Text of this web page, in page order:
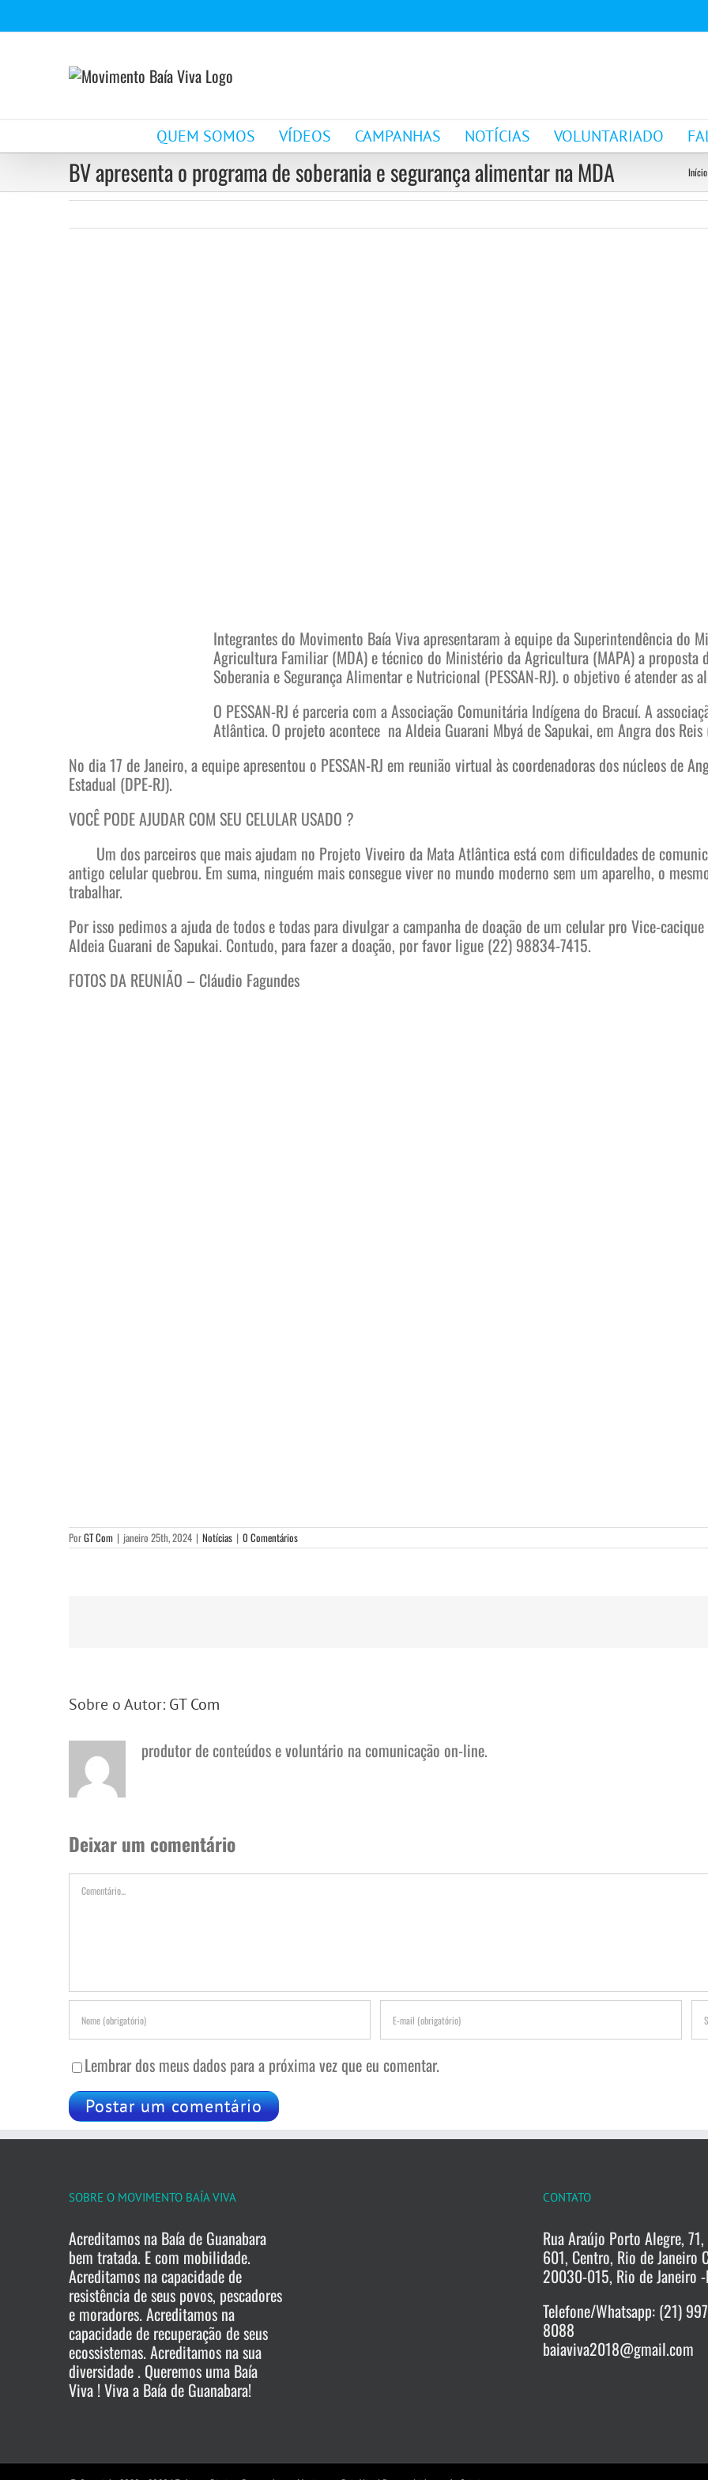
para
QUEM SOMOS VÍDEOS CAMPANHAS NOTÍCIAS VOLUNTARIADO
BV apresenta o programa de soberania e segurança alimentar na MDA Início
Integrantes do Movimento Baía Viva apresentaram à equipe da Superintendência do
Agricultura Familiar (MDA) e técnico do Ministério da Agricultura (MAPA) a proposta
Soberania e Segurança Alimentar e Nutricional (PESSAN-RJ). o objetivo é atender as
O PESSAN-RJ é parceria com a Associação Comunitária Indígena do Bracuí. A
Atlântica. O projeto acontece na Aldeia Guarani Mbyá de Sapukai, em Angra dos Reis
No dia 17 de Janeiro, a equipe apresentou o PESSAN-RJ em reunião virtual às coordenadoras dos núcleos de
Estadual (DPE-RJ).
VOCÊ PODE AJUDAR COM SEU CELULAR USADO ?
Um dos parceiros que mais ajudam no Projeto Viveiro da Mata Atlântica está com dificuldades de
antigo celular quebrou. Em suma, ninguém mais consegue viver no mundo moderno sem um aparelho, o
trabalhar.
Por isso pedimos a ajuda de todos e todas para divulgar a campanha de doação de um celular pro Vice-
Aldeia Guarani de Sapukai. Contudo, para fazer a doação, por favor ligue (22) 98834-7415.
FOTOS DA REUNIÃO – Cláudio Fagundes
PorGT Com | janeiro 25th, 2024 | Notícias | 0 Comentários
Sobre o Autor: GT Com
produtor de conteúdos e voluntário na comunicação on-line.
Deixar um comentário
Comentário
Lembrar dos meus dados para a próxima vez que eu comentar.
SOBRE O MOVIMENTO BAÍA VIVA
Acreditamos na Baía de Guanabara
bem tratada. E com mobilidade.
Acreditamos na capacidade de
resistência de seus povos, pescadores
e moradores. Acreditamos na
capacidade de recuperação de seus
ecossistemas. Acreditamos na sua
diversidade . Queremos uma Baía
Viva ! Viva a Baía de Guanabara!
CONTATO
Rua Araújo Porto Alegre,
601, Centro, Rio de Janeiro
20030-015, Rio de Janeiro
Telefone/Whatsapp: (21)
8088
baiaviva2018@gmail.com